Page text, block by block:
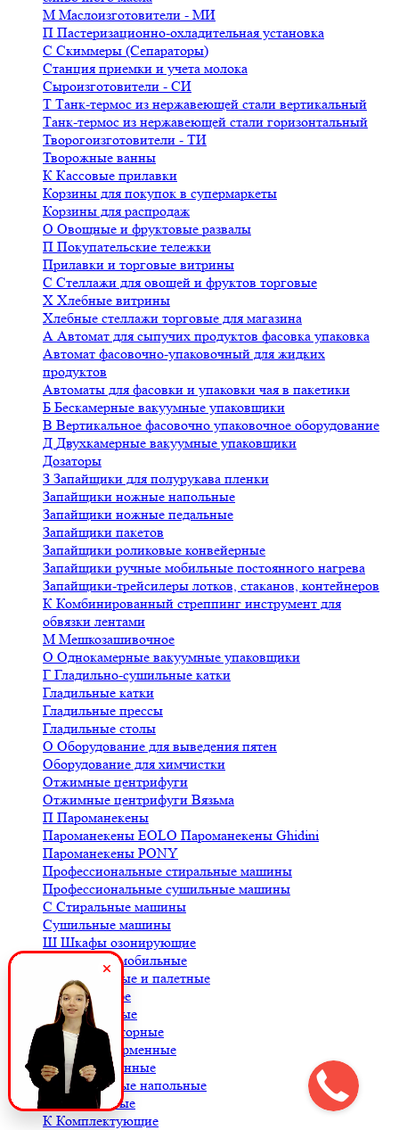
М Маслоизготовители - МИ
П Пастеризационно-охладительная установка
С Скиммеры (Сепараторы)
Станция приемки и учета молока
Сыроизготовители - СИ
Т Танк-термос из нержавеющей стали вертикальный
Танк-термос из нержавеющей стали горизонтальный
Творогоизготовители - ТИ
Творожные ванны
К Кассовые прилавки
Корзины для покупок в супермаркеты
Корзины для распродаж
О Овощные и фруктовые развалы
П Покупательские тележки
Прилавки и торговые витрины
С Стеллажи для овощей и фруктов торговые
Х Хлебные витрины
Хлебные стеллажи торговые для магазина
А Автомат для сыпучих продуктов фасовка упаковка
Автомат фасовочно-упаковочный для жидких
продуктов
Автоматы для фасовки и упаковки чая в пакетики
Б Бескамерные вакуумные упаковщики
В Вертикальное фасовочно упаковочное оборудование
Д Двухкамерные вакуумные упаковщики
Дозаторы
З Запайщики для полурукава пленки
Запайщики ножные напольные
Запайщики ножные педальные
Запайщики пакетов
Запайщики роликовые конвейерные
Запайщики ручные мобильные постоянного нагрева
Запайщики-трейсилеры лотков, стаканов, контейнеров
К Комбинированный стреппинг инструмент для
обвязки лентами
М Мешкозашивочное
О Однокамерные вакуумные упаковщики
Г Гладильно-сушильные катки
Гладильные катки
Гладильные прессы
Гладильные столы
О Оборудование для выведения пятен
Оборудование для химчистки
Отжимные центрифуги
Отжимные центрифуги Вязьма
П Пароманекены
Пароманекены EOLO Пароманекены Ghidini
Пароманекены PONY
Профессиональные стиральные машины
Профессиональные сушильные машины
С Стиральные машины
Сушильные машины
Ш Шкафы озонирующие
Весы автомобильные
Весы балочные и палетные
Весы для кофе
Весы крановые
Весы лабораторные
Весы платформенные
Весы порционные
Весы товарные напольные
Весы торговые
К Комплектующие